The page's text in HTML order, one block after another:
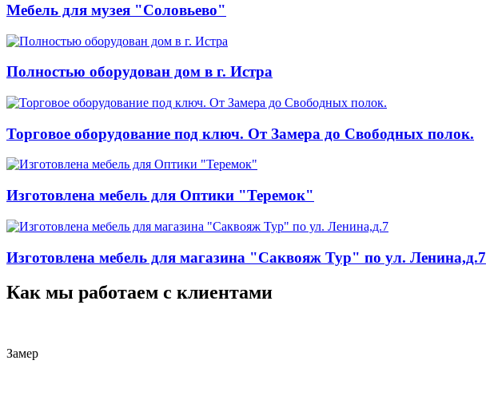
Мебель для музея "Соловьево"
Полностью оборудован дом в г. Истра
Торговое оборудование под ключ. От Замера до Свободных полок.
Изготовлена мебель для Оптики "Теремок"
Изготовлена мебель для магазина "Саквояж Тур" по ул. Ленина,д.7
Как мы работаем с клиентами
Замер